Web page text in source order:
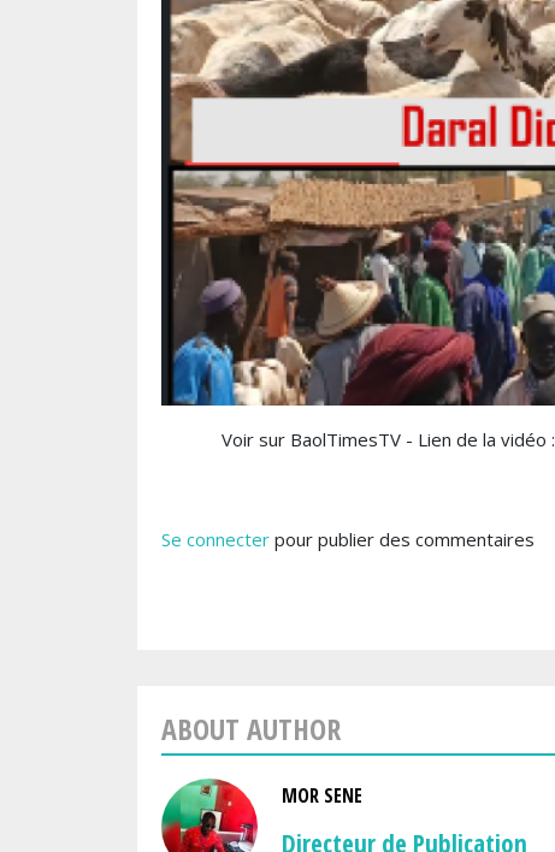
Voir sur BaolTimesTV - Lien de la vidéo :
Se connecter pour publier des commentaires
ABOUT AUTHOR
MOR SENE
Directeur de Publication